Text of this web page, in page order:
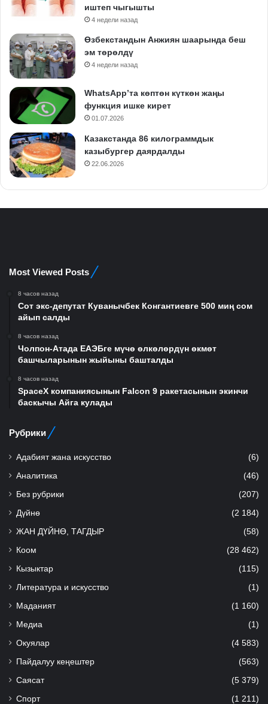
иштеп чыгышты
4 недели назад
Өзбекстандын Анжиян шаарында беш
эм төрөлдү
4 недели назад
WhatsApp’та көптөн күткөн жаңы
функция ишке кирет
01.07.2026
Казакстанда 86 килограммдык
казыбургер даярдалды
22.06.2026
Most Viewed Posts
8 часов назад
Сот экс-депутат Куванычбек Конгантиевге 500 миң сом
айып салды
8 часов назад
Чолпон-Атада ЕАЭБге мүчө өлкөлөрдүн өкмөт
башчыларынын жыйыны башталды
8 часов назад
SpaceX компаниясынын Falcon 9 ракетасынын экинчи
баскычы Айга кулады
Рубрики
Адабият жана искусство (6)
Аналитика (46)
Без рубрики (207)
Дүйнө (2 184)
ЖАН ДҮЙНӨ, ТАГДЫР (58)
Коом (28 462)
Кызыктар (115)
Литература и искусство (1)
Маданият (1 160)
Медиа (1)
Окуялар (4 583)
Пайдалуу кеңештер (563)
Саясат (5 379)
Спорт (1 211)